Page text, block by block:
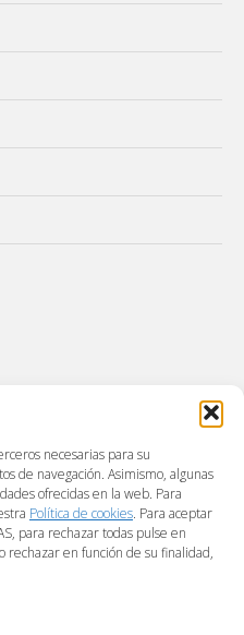
necesarias para su
de navegación. Asimismo, algunas
ofrecidas en la web. Para
Política de cookies. Para aceptar
para rechazar todas pulse en
rechazar en función de su finalidad,